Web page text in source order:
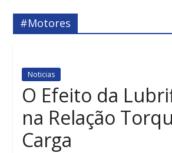
#Motores
Noticias
O Efeito da
na Relação
Carga